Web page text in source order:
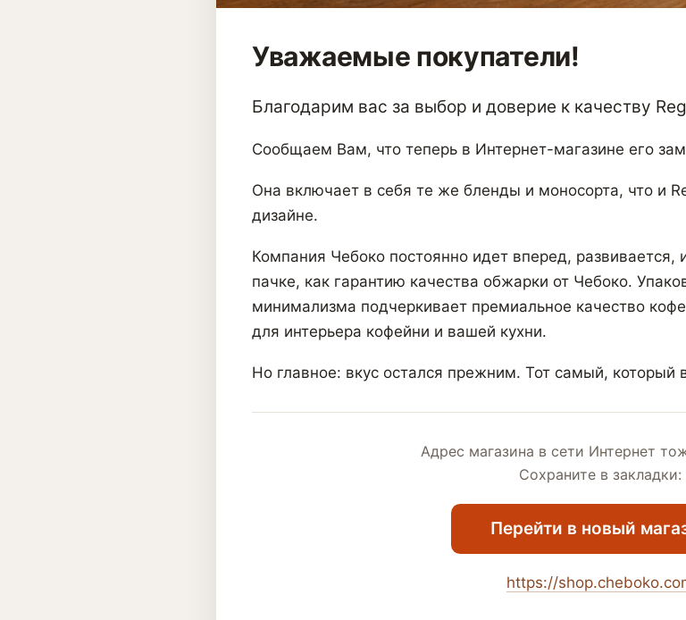
Уважаемые покупатели!
Благодарим вас за выбор и доверие к качеству
Сообщаем Вам, что теперь в Интернет-магазине его
Она включает в себя те же бленды и моносорта, что и
дизайне.
Компания Чебоко постоянно идет вперед,
пачке, как гарантию качества обжарки от Чебоко.
минимализма подчеркивает премиальное качество
для интерьера кофейни и вашей кухни.
Но главное: вкус остался прежним. Тот самый, который
Адрес магазина в сети Интернет
Сохраните в закладки:
Перейти в новый
https://